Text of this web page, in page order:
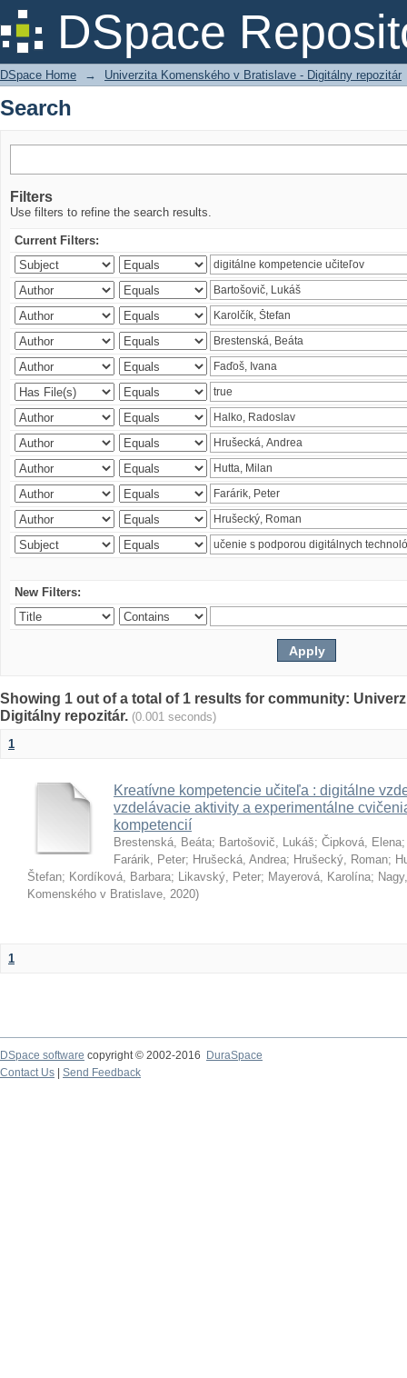
DSpace
Search
DSpace Home → Univerzita Komenského v Bratislave - Digitálny repozitár
Search
Filters
Use filters to refine the search results.
Current Filters:
New Filters:
Showing 1 out of a total of 1 results for community:
Digitálny repozitár. (0.001 seconds)
1
Kreatívne kompetencie učiteľa : digitálne
vzdelávacie aktivity a experimentálne
kompetencií
Brestenská, Beáta; Bartošovič, Lukáš; Čipková, Elena
Farárik, Peter; Hrušecká, Andrea; Hrušecký, Roman;
Štefan; Kordíková, Barbara; Likavský, Peter; Mayerová, Karolína;
Komenského v Bratislave, 2020)
1
DSpace software copyright © 2002-2016
DuraSpace
Contact Us
Send Feedback